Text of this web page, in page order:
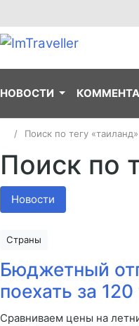
НОВОСТИ
Поиск по тегу «таиланд»
Поиск по
Новости
Страны
Бюджетный
поехать за
Сравниваем цены на